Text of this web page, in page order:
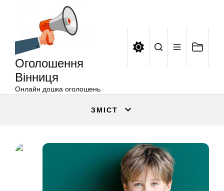
Оголошення
Вінниця
Онлайн дошка оголошень
ЗМІСТ